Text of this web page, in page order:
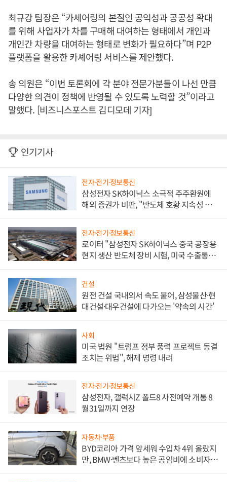
최규강 팀장은 “카셰어링의 본질인 공익성과 공공성 확대
를 위해 사업자가 차를 구매해 대여하는 형태에서 개인과
개인간 차량을 대여하는 형태로 변화가 필요하다”며 P2P
플랫폼을 활용한 카셰어링 서비스를 제안했다.
송 의원은 “이번 토론회에 각 분야 전문가분들이 나선 만큼
다양한 의견이 정책에 반영될 수 있도록 노력할 것”이라고
말했다. [비즈니스포스트 김디모데 기자]
인기기사
전자·전기·정보통신
삼성전자 SK하이닉스 소극적 주주환원에
해외 증권가 비판, "반도체 호황 지속성 의
전자·전기·정보통신
로이터 "삼성전자 SK하이닉스 중국 공장용
현지 생산 반도체 장비 시험, 미국 수출통제
건설
원전 건설 국내외서 속도 붙어, 삼성물산·현
대건설·대우건설에 다가오는 '약속의 시간'
사회
미국 법원 "트럼프 정부 풍력 프로젝트 동결
조치는 위법", 해제 명령 내려
전자·전기·정보통신
삼성전자, 갤럭시Z 폴드8 사전예약 개통 8
월31일까지 연장
자동차·부품
BYD코리아 가격 앞세워 수입차 4위 올랐지
만, BMW·벤츠보다 높은 공임비에 소비자